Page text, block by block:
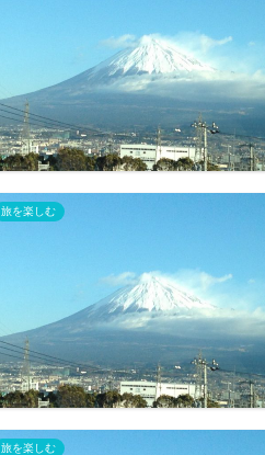
旅を楽しむ
旅を楽しむ